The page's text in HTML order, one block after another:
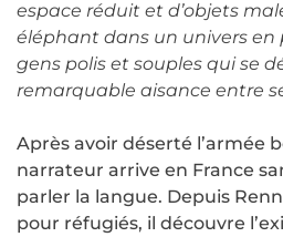
espace réduit et d’objets
éléphant dans un univers en
gens polis et souples qui se
remarquable aisance entre
Après avoir déserté l’armée
narrateur arrive en France
parler la langue. Depuis
pour réfugiés, il découvre